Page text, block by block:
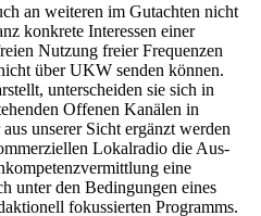
an weiteren im Gutachten nicht
konkrete Interessen einer
Nutzung freier Frequenzen
über UKW senden können.
unterscheiden sie sich in
Offenen Kanälen in
unserer Sicht ergänzt werden
Lokalradio die Aus-
eine
unter den Bedingungen eines
fokussierten Programms.